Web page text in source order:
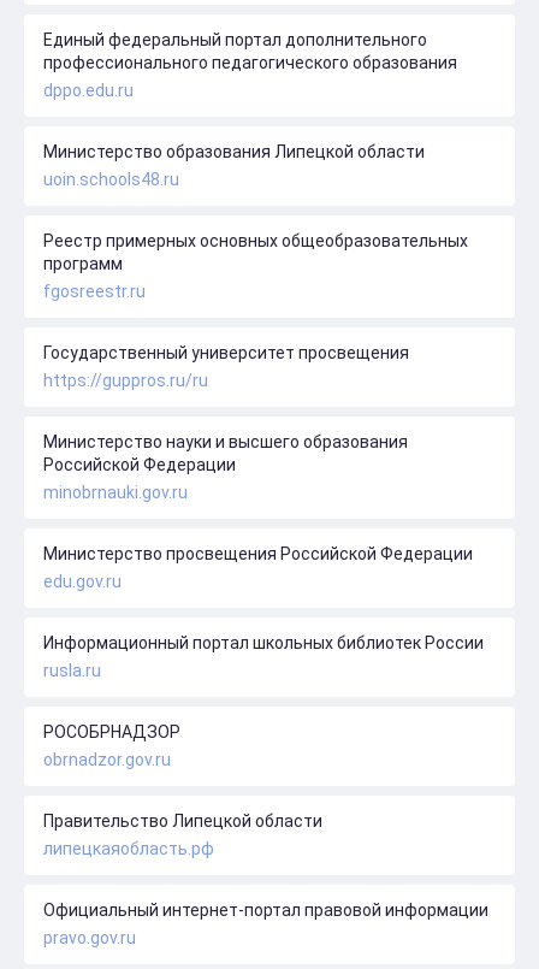
Единый федеральный портал дополнительного
профессионального педагогического образования
dppo.edu.ru
Министерство образования Липецкой области
uoin.schools48.ru
Реестр примерных основных общеобразовательных
программ
fgosreestr.ru
Государственный университет просвещения
https://guppros.ru/ru
Министерство науки и высшего образования
Российской Федерации
minobrnauki.gov.ru
Министерство просвещения Российской Федерации
edu.gov.ru
Информационный портал школьных библиотек России
rusla.ru
РОСОБРНАДЗОР
obrnadzor.gov.ru
Правительство Липецкой области
липецкаяобласть.рф
Официальный интернет-портал правовой информации
pravo.gov.ru